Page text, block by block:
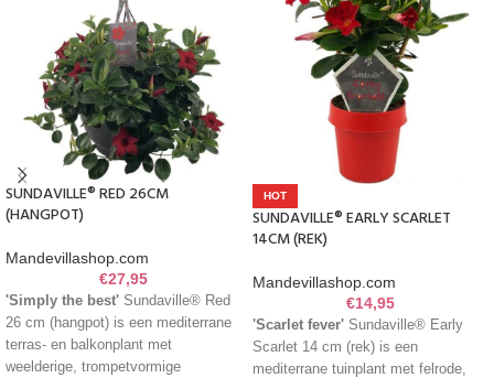
SUNDAVILLE® RED 26CM
(HANGPOT)
Mandevillashop.com
€27,95
'Simply the best' Sundaville® Red
26 cm (hangpot) is een mediterrane
terras- en balkonplant met
weelderige, trompetvormige
HOT
SUNDAVILLE® EARLY SCARLET
14CM (REK)
Mandevillashop.com
€14,95
'Scarlet fever' Sundaville® Early
Scarlet 14 cm (rek) is een
mediterrane tuinplant met felrode,